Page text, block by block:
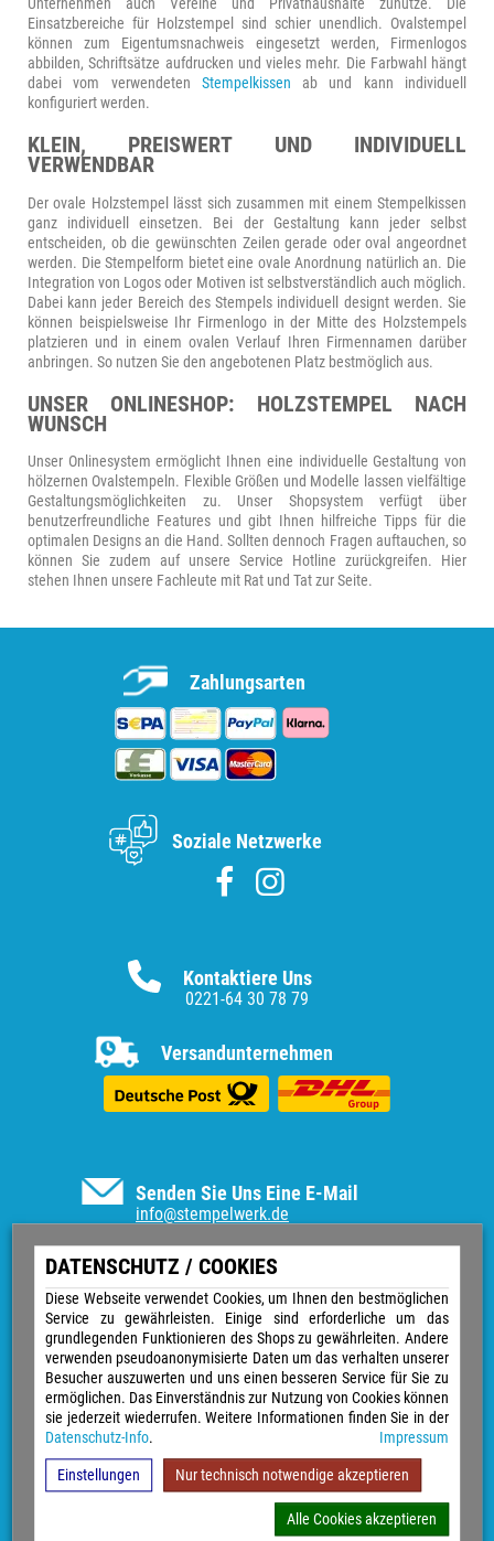
DATENSCHUTZ / COOKIES
Diese Webseite verwendet Cookies, um Ihnen den bestmöglichen
Service zu gewährleisten. Einige sind erforderliche um das
grundlegenden Funktionieren des Shops zu gewährleiten. Andere
verwenden pseudoanonymisierte Daten um das verhalten unserer
Besucher auszuwerten und uns einen besseren Service für Sie zu
ermöglichen. Das Einverständnis zur Nutzung von Cookies können
sie jederzeit wiederrufen. Weitere Informationen finden Sie in der
Datenschutz-Info. Impressum
Einstellungen Nur technisch notwendige akzeptieren
Alle Cookies akzeptieren
Einsatzbereiche für Holzstempel sind schier unendlich. Ovalstempel
können zum Eigentumsnachweis eingesetzt werden, Firmenlogos
abbilden, Schriftsätze aufdrucken und vieles mehr. Die Farbwahl hängt
dabei vom verwendeten Stempelkissen ab und kann individuell
konfiguriert werden.
KLEIN, PREISWERT UND INDIVIDUELL
VERWENDBAR
Der ovale Holzstempel lässt sich zusammen mit einem Stempelkissen
ganz individuell einsetzen. Bei der Gestaltung kann jeder selbst
entscheiden, ob die gewünschten Zeilen gerade oder oval angeordnet
werden. Die Stempelform bietet eine ovale Anordnung natürlich an. Die
Integration von Logos oder Motiven ist selbstverständlich auch möglich.
Dabei kann jeder Bereich des Stempels individuell designt werden. Sie
können beispielsweise Ihr Firmenlogo in der Mitte des Holzstempels
platzieren und in einem ovalen Verlauf Ihren Firmennamen darüber
anbringen. So nutzen Sie den angebotenen Platz bestmöglich aus.
UNSER ONLINESHOP: HOLZSTEMPEL NACH
WUNSCH
Unser Onlinesystem ermöglicht Ihnen eine individuelle Gestaltung von
hölzernen Ovalstempeln. Flexible Größen und Modelle lassen vielfältige
Gestaltungsmöglichkeiten zu. Unser Shopsystem verfügt über
benutzerfreundliche Features und gibt Ihnen hilfreiche Tipps für die
optimalen Designs an die Hand. Sollten dennoch Fragen auftauchen, so
können Sie zudem auf unsere Service Hotline zurückgreifen. Hier
stehen Ihnen unsere Fachleute mit Rat und Tat zur Seite.
Senden Sie Uns Eine E-Mail
info@stempelwerk.de
Informationen
Vertrag widerrufen
Kontakt
Über uns
Impressum
Versand & Zahlungsarten
Widerrufsrecht
Datenschutz
Sitemap
AGB
Magazin
Kontaktiere Uns
0221-64 30 78 79
Versandunternehmen
Zahlungsarten
Soziale Netzwerke